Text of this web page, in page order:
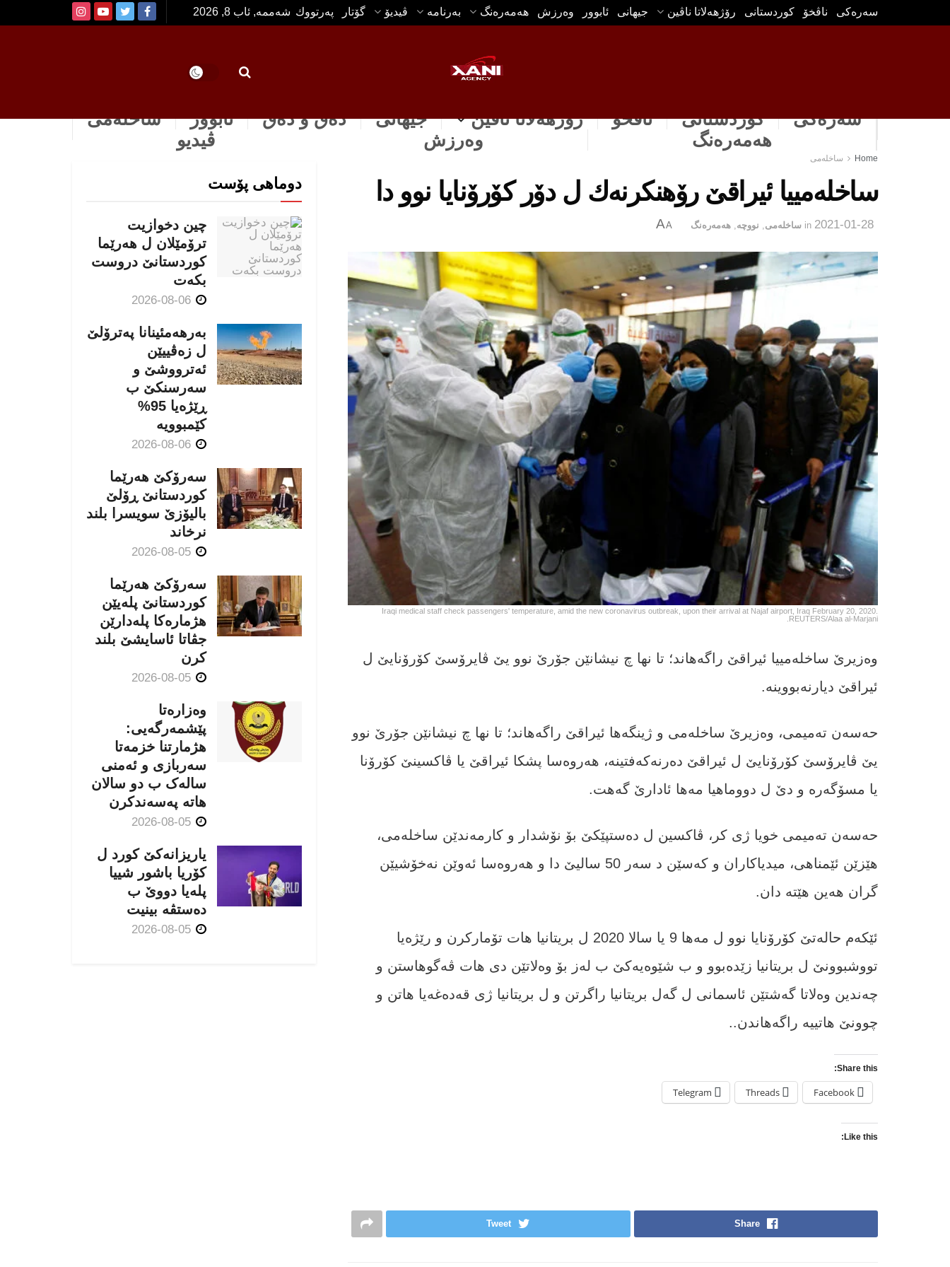
سه‌ره‌كی ناڤخۆ كوردستانى رۆژهه‌لاتا ناڤین جیهانی ئابوور وه‌رزش هه‌مه‌ره‌نگ بەرنامە ڤیدیۆ گۆتار په‌رتووك شەممە, ئاب 8, 2026
سەرەکی كوردستانى ناڤخۆ رۆژهه‌لاتا ناڤین جیهانی دەق و دەق ئابوور
ساخله‌می
هه‌مه‌ره‌نگ
وه‌رزش ڤیدیو
Home ساخله‌می
ساخله‌مییا ئیراقێ رۆهنكرنه‌ك ل دۆر كۆرۆنایا نوو دا
2021-01-28
in ساخله‌می نووچه‌ هه‌مه‌ره‌نگ A
A
Iraqi medical staff check passengers' temperature, amid the new coronavirus outbreak, upon their arrival at Najaf airport, Iraq February 20, 2020.
REUTERS/Alaa al-Marjani.
وەزیرێ ساخله‌مییا ئیراقێ راگه‌هاند؛ تا نها چ نیشانێن جۆرێ نوو یێ ڤایرۆسێ کۆرۆنایێ ل
ئیراقێ دیارنه‌بووینه‌‌.
حەسەن تەمیمی، وەزیرێ ساخله‌می و ژینگەها ئیراقێ راگەهاند؛ ‌تا نها‌ چ نیشانێن جۆرێ نوو
یێ ڤایرۆسێ کۆرۆنایێ ل ئیراقێ دەرنەکەفتینه‌‌، هه‌روه‌سا پشکا ئیراقێ یا ڤاکسینێ کۆرۆنا
یا مسۆگەره‌ و دێ ل دووماهیا مه‌ها ئادارێ گه‌هت.
حەسەن تەمیمی خویا ژی كر، ڤاکسین ل ده‌ستپێكێ بۆ نۆشدار و کارمەندێن ساخله‌می،
هێزێن ئێمناهی، میدیاکاران و کەسێن د سه‌ر 50 سالیێ دا و هه‌روه‌سا ئەوێن نەخۆشیێن
گران هه‌ین هێته‌ دان.
ئێكه‌م حالەتێ كۆرۆنایا نوو ل مه‌ها 9 یا سالا 2020 ل بریتانیا هات تۆماركرن و رێژه‌یا
تووشبوونێ ل بریتانیا زێده‌بوو و ب شێوه‌یه‌كێ ب له‌ز بۆ وه‌لاتێن دی هات ڤه‌گوهاستن و
چەندین وه‌لاتا گەشتێن ئاسمانی ل گەل بریتانیا راگرتن و ل بریتانیا ژى قەدەغەیا ھاتن و
چوونێ هاتییه‌ راگه‌هاندن..
Share this:
Facebook
Threads
Telegram
Like this:
Share
Tweet
دوماهی پۆست
چین دخوازیت
ترۆمێلان ل هەرێما
كوردستانێ دروست
بكەت
بەرهەمئینانا په‌ترۆلێ
ل زه‌ڤییێن
ئەترووشێ و
سەرسنكێ ب
ڕێژەیا 95%
كێمبوویە
سەرۆکێ هەرێما
کوردستانێ ڕۆلێ
بالیۆزێ سویسرا بلند
نرخاند
سەرۆکێ هەرێما
کوردستانێ پلەیێن
هژمارەكا پلەدارێن
جڤاتا ئاسایشێ بلند
كرن
وەزارەتا
پێشمەرگەیی:
هژمارتنا خزمەتا
سەربازی و ئەمنی
سالەک ب دو سالان
هاتە پەسەندكرن
یاریزانەكێ کورد ل
کۆریا باشور شییا
پلەیا دووێ ب
دەستڤە بینیت